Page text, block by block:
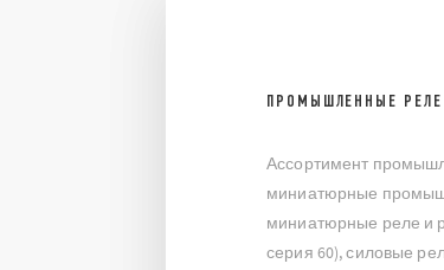
ПРОМЫШЛЕННЫЕ РЕЛЕ
Ассортимент
миниатюрные
миниатюрные реле и
серия 60), силовые